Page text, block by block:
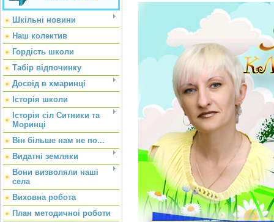
Шкільні новини
Наш колектив
Гордість школи
Табір відпочинку
Досвід в хмаринці
Історія школи
Історія сіл Ситники та
Моринці
Він більше нам не по...
Видатні земляки
Вони визволяли наші
села
Виховна робота
План методичноі роботи